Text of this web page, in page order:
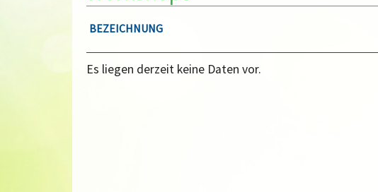
BEZEICHNUNG
Es liegen derzeit keine Daten vor.